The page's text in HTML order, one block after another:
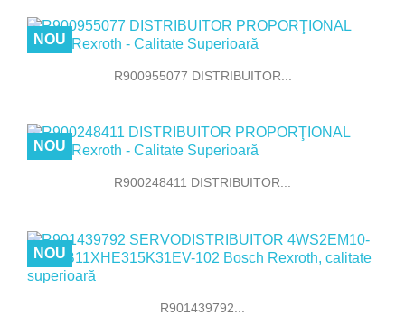
R900955077 DISTRIBUITOR...
NOU
R900248411 DISTRIBUITOR...
NOU
R901439792...
NOU